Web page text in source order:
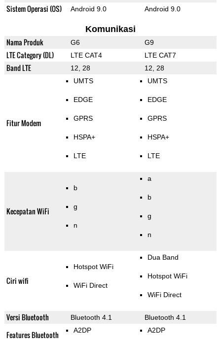
Sistem Operasi (OS) Android 9.0 Android 9.0
Komunikasi
Nama Produk G6 G9
LTE Category (DL) LTE CAT4 LTE CAT7
Band LTE 12, 28 12, 28
Fitur Modem
UMTS
EDGE
GPRS
HSPA+
LTE
UMTS
EDGE
GPRS
HSPA+
LTE
Kecepatan WiFi
b
g
n
a
b
g
n
Ciri wifi
Hotspot WiFi
WiFi Direct
Dua Band
Hotspot WiFi
WiFi Direct
Versi Bluetooth Bluetooth 4.1 Bluetooth 4.1
Features Bluetooth A2DP A2DP